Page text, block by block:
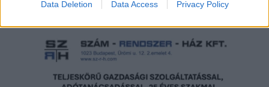
Data Deletion Data Access Privacy Policy